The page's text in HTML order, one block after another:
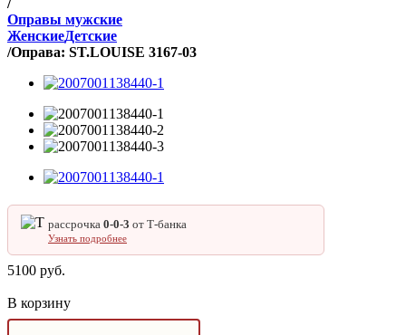
/
Оправы мужские
ЖенскиеДетские
/Оправа: ST.LOUISE 3167-03
рассрочка 0‑0‑3 от Т‑банка
Узнать подробнее
5100 руб.
В корзину